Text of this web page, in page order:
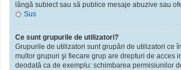
lângă subiect sau să publice mesaje abuzive sau
Sus
Ce sunt grupurile de utilizatori?
Grupurile de utilizatori sunt grupări de utilizatori ce
multor grupuri şi fiecare grup are drepturi de acces
deodată ca de exemplu: schimbarea permisiunilor